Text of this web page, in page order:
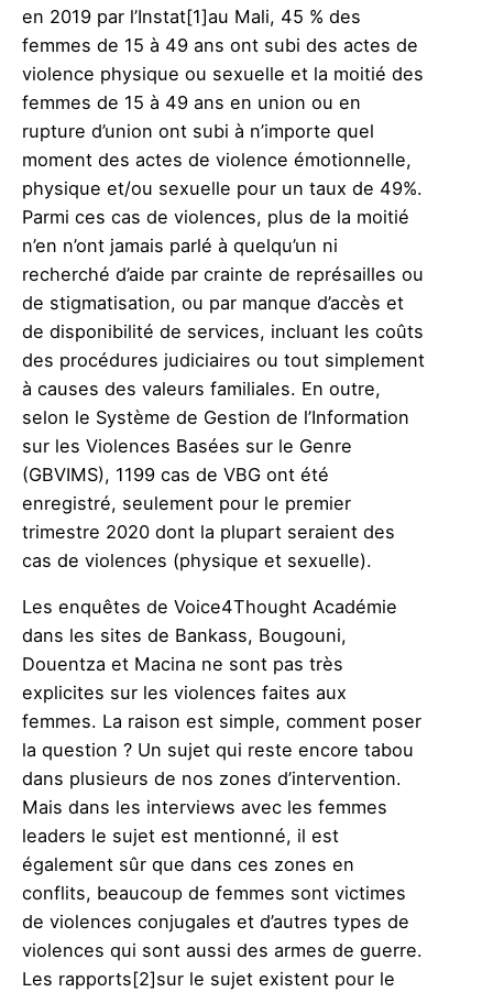
en 2019 par l’Instat[1]au Mali, 45 % des
femmes de 15 à 49 ans ont subi des actes de
violence physique ou sexuelle et la moitié des
femmes de 15 à 49 ans en union ou en
rupture d’union ont subi à n’importe quel
moment des actes de violence émotionnelle,
physique et/ou sexuelle pour un taux de 49%.
Parmi ces cas de violences, plus de la moitié
n’en n’ont jamais parlé à quelqu’un ni
recherché d’aide par crainte de représailles ou
de stigmatisation, ou par manque d’accès et
de disponibilité de services, incluant les coûts
des procédures judiciaires ou tout simplement
à causes des valeurs familiales. En outre,
selon le Système de Gestion de l’Information
sur les Violences Basées sur le Genre
(GBVIMS), 1199 cas de VBG ont été
enregistré, seulement pour le premier
trimestre 2020 dont la plupart seraient des
cas de violences (physique et sexuelle).
Les enquêtes de Voice4Thought Académie
dans les sites de Bankass, Bougouni,
Douentza et Macina ne sont pas très
explicites sur les violences faites aux
femmes. La raison est simple, comment poser
la question ? Un sujet qui reste encore tabou
dans plusieurs de nos zones d’intervention.
Mais dans les interviews avec les femmes
leaders le sujet est mentionné, il est
également sûr que dans ces zones en
conflits, beaucoup de femmes sont victimes
de violences conjugales et d’autres types de
violences qui sont aussi des armes de guerre.
Les rapports[2]sur le sujet existent pour le